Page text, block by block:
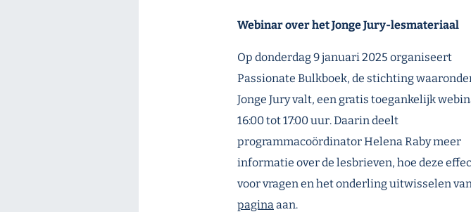
Webinar over het Jonge Jury-lesmateriaal
Op donderdag 9 januari 2025 organiseert
Passionate Bulkboek, de stichting
Jonge Jury valt, een gratis toegankelijk
16:00 tot 17:00 uur. Daarin deelt
programmacoördinator Helena Raby meer
informatie over de lesbrieven, hoe deze
voor vragen en het onderling uitwisselen
paginaaan.